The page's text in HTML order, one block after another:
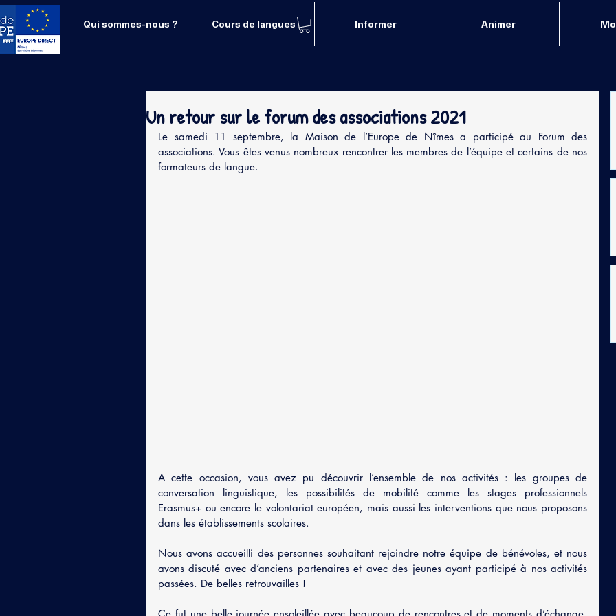
Qui sommes-nous ? Cours de langues Informer Animer
Un retour sur le forum des associations 2021
Le samedi 11 septembre, la Maison de l’Europe de Nîmes a participé au Forum des
associations. Vous êtes venus nombreux rencontrer les membres de l’équipe et certains de nos
formateurs de langue.
A cette occasion, vous avez pu découvrir l’ensemble de nos activités : les groupes de
conversation linguistique, les possibilités de mobilité comme les stages professionnels
Erasmus+ ou encore le volontariat européen, mais aussi les interventions que nous proposons
dans les établissements scolaires.
Nous avons accueilli des personnes souhaitant rejoindre notre équipe de bénévoles, et nous
avons discuté avec d’anciens partenaires et avec des jeunes ayant participé à nos activités
passées. De belles retrouvailles !
Ce fut une belle journée ensoleillée avec beaucoup de rencontres et de moments d’échange.